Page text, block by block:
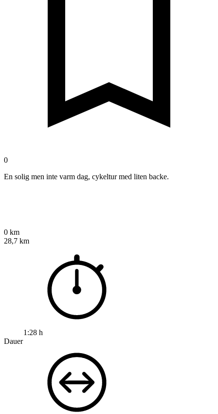
0
En solig men inte varm dag, cykeltur med liten backe.
0 km
28,7 km
1:28 h
Dauer